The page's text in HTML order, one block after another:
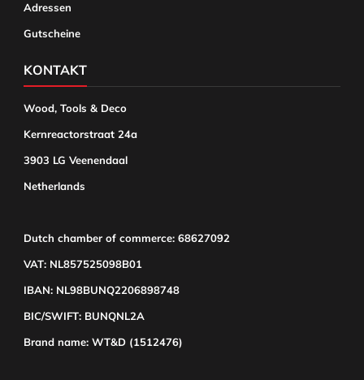
Adressen
Gutscheine
KONTAKT
Wood, Tools & Deco
Kernreactorstraat 24a
3903 LG Veenendaal
Netherlands
Dutch chamber of commerce: 68627092
VAT: NL857525098B01
IBAN: NL98BUNQ2206898748
BIC/SWIFT: BUNQNL2A
Brand name: WT&D (1512476)